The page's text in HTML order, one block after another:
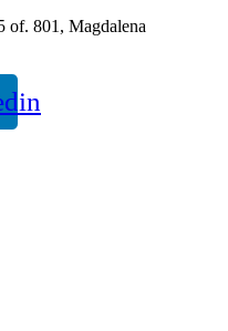
of. 801, Magdalena